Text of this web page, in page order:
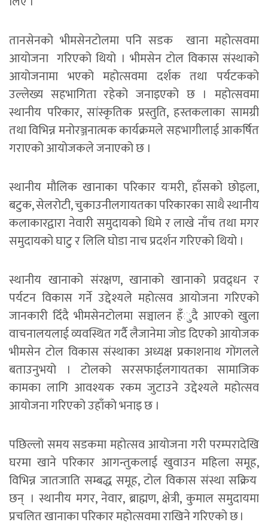
तानसेनको भीमसेनटोलमा पनि सडक खाना महोत्सवमा
आयोजना गरिएको थियो । भीमसेन टोल विकास संस्थाको
आयोजनामा भएको महोत्सवमा दर्शक तथा पर्यटकको
उल्लेख्य सहभागिता रहेको जनाइएको छ । महोत्सवमा
स्थानीय परिकार, सांस्कृतिक प्रस्तुति, हस्तकलाका सामग्री
तथा विभिन्न मनोरञ्जनात्मक कार्यक्रमले सहभागीलाई आकर्षित
गराएको आयोजकले जनाएको छ ।
स्थानीय मौलिक खानाका परिकार यःमरी, हाँसको छोइला,
बटुक, सेलरोटी, चुकाउनीलगायतका परिकारका साथै स्थानीय
कलाकारद्वारा नेवारी समुदायको धिमे र लाखे नाँच तथा मगर
समुदायको घाटु र लिलि घोडा नाच प्रदर्शन गरिएको थियो ।
स्थानीय खानाको संरक्षण, खानाको खानाको प्रवद्र्धन र
पर्यटन विकास गर्ने उद्देश्यले महोत्सव आयोजना गरिएको
जानकारी दिँदै भीमसेनटोलमा सञ्चालन हँुदै आएको खुला
वाचनालयलाई व्यवस्थित गर्दै लैजानेमा जोड दिएको आयोजक
भीमसेन टोल विकास संस्थाका अध्यक्ष प्रकाशनाथ गोंगलले
बताउनुभयो । टोलको सरसफाईलगायतका सामाजिक
कामका लागि आवश्यक रकम जुटाउने उद्देश्यले महोत्सव
आयोजना गरिएको उहाँको भनाइ छ ।
पछिल्लो समय सडकमा महोत्सव आयोजना गरी परम्परादेखि
घरमा खाने परिकार आगन्तुकलाई खुवाउन महिला समूह,
विभिन्न जातजाति सम्बद्ध समूह, टोल विकास संस्था सक्रिय
छन् । स्थानीय मगर, नेवार, ब्राह्मण, क्षेत्री, कुमाल समुदायमा
प्रचलित खानाका परिकार महोत्सवमा राखिने गरिएको छ ।